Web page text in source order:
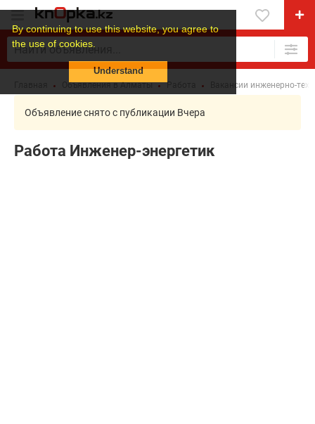
By continuing to use this website, you agree to
the use of cookies.
Understand
Объявления в Алматы Работа Вакансии инженерно-
Объявление снято с публикации Вчера
Работа Инженер-энергетик